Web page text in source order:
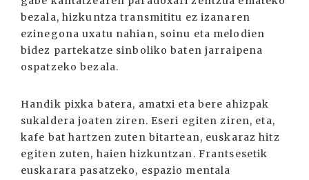
bezala, hizkuntza transmititu ez izanaren
ezinegona uxatu nahian, soinu eta melodien
bidez partekatze sinboliko baten jarraipena
ospatzeko bezala.
Handik pixka batera, amatxi eta bere ahizpak
sukaldera joaten ziren. Eseri egiten ziren, eta,
kafe bat hartzen zuten bitartean, euskaraz hitz
egiten zuten, haien hizkuntzan. Frantsesetik
euskarara pasatzeko, espazio mentala